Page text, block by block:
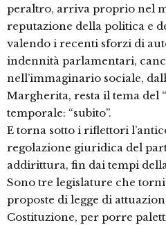
peraltro, arriva proprio nel
reputazione della politica e
valendo i recenti sforzi di
indennità parlamentari,
nell’immaginario sociale,
Margherita, resta il tema del
temporale: “subito”.
E torna sotto i riflettori
regolazione giuridica del
addirittura, fin dai tempi
Sono tre legislature che
proposte di legge di
Costituzione, per porre